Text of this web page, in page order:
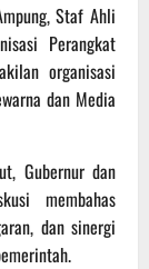
Staf Ahli
Perangkat
organisasi
dan Media
Gubernur dan
membahas
dan sinergi